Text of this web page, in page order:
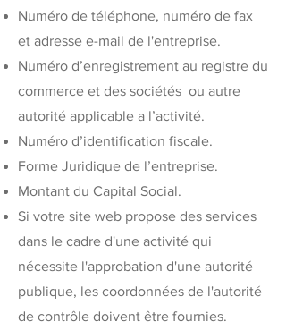
Numéro de téléphone, numéro de fax
et adresse e-mail de l'entreprise.
Numéro d’enregistrement au registre du
commerce et des sociétés ou autre
autorité applicable a l’activité.
Numéro d’identification fiscale.
Forme Juridique de l’entreprise.
Montant du Capital Social.
Si votre site web propose des services
dans le cadre d'une activité qui
nécessite l'approbation d'une autorité
publique, les coordonnées de l'autorité
de contrôle doivent être fournies. ​​​